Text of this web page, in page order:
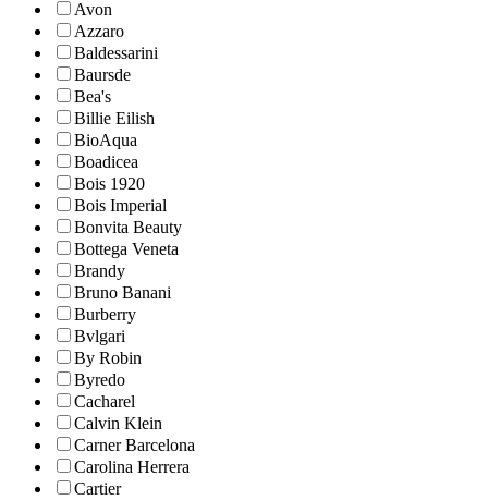
Avon
Azzaro
Baldessarini
Baursde
Bea's
Billie Eilish
BioAqua
Boadicea
Bois 1920
Bois Imperial
Bonvita Beauty
Bottega Veneta
Brandy
Bruno Banani
Burberry
Bvlgari
By Robin
Byredo
Cacharel
Calvin Klein
Carner Barcelona
Carolina Herrera
Cartier